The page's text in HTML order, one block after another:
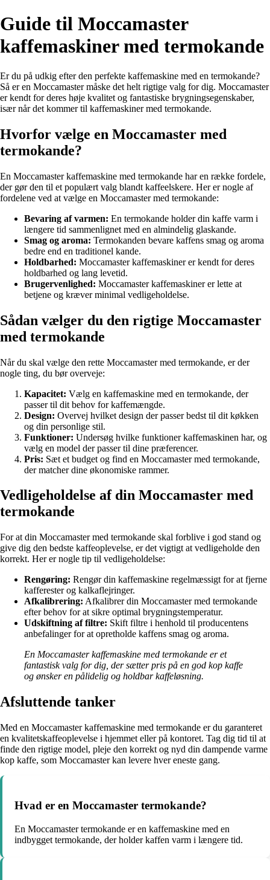
Guide til Moccamaster
kaffemaskiner med termokande
Er du på udkig efter den perfekte kaffemaskine med en termokande?
Så er en Moccamaster måske det helt rigtige valg for dig. Moccamaster
er kendt for deres høje kvalitet og fantastiske brygningsegenskaber,
især når det kommer til kaffemaskiner med termokande.
Hvorfor vælge en Moccamaster med
termokande?
En Moccamaster kaffemaskine med termokande har en række fordele,
der gør den til et populært valg blandt kaffeelskere. Her er nogle af
fordelene ved at vælge en Moccamaster med termokande:
Bevaring af varmen: En termokande holder din kaffe varm i
længere tid sammenlignet med en almindelig glaskande.
Smag og aroma: Termokanden bevare kaffens smag og aroma
bedre end en traditionel kande.
Holdbarhed: Moccamaster kaffemaskiner er kendt for deres
holdbarhed og lang levetid.
Brugervenlighed: Moccamaster kaffemaskiner er lette at
betjene og kræver minimal vedligeholdelse.
Sådan vælger du den rigtige Moccamaster
med termokande
Når du skal vælge den rette Moccamaster med termokande, er der
nogle ting, du bør overveje:
Kapacitet: Vælg en kaffemaskine med en termokande, der
passer til dit behov for kaffemængde.
Design: Overvej hvilket design der passer bedst til dit køkken
og din personlige stil.
Funktioner: Undersøg hvilke funktioner kaffemaskinen har, og
vælg en model der passer til dine præferencer.
Pris: Sæt et budget og find en Moccamaster med termokande,
der matcher dine økonomiske rammer.
Vedligeholdelse af din Moccamaster med
termokande
For at din Moccamaster med termokande skal forblive i god stand og
give dig den bedste kaffeoplevelse, er det vigtigt at vedligeholde den
korrekt. Her er nogle tip til vedligeholdelse:
Rengøring: Rengør din kaffemaskine regelmæssigt for at fjerne
kafferester og kalkaflejringer.
Afkalibrering: Afkalibrer din Moccamaster med termokande
efter behov for at sikre optimal brygningstemperatur.
Udskiftning af filtre: Skift filtre i henhold til producentens
anbefalinger for at opretholde kaffens smag og aroma.
En Moccamaster kaffemaskine med termokande er et
fantastisk valg for dig, der sætter pris på en god kop kaffe
og ønsker en pålidelig og holdbar kaffeløsning.
Afsluttende tanker
Med en Moccamaster kaffemaskine med termokande er du garanteret
en kvalitetskaffeoplevelse i hjemmet eller på kontoret. Tag dig tid til at
finde den rigtige model, pleje den korrekt og nyd din dampende varme
kop kaffe, som Moccamaster kan levere hver eneste gang.
Hvad er en Moccamaster termokande?
En Moccamaster termokande er en kaffemaskine med en
indbygget termokande, der holder kaffen varm i længere tid.